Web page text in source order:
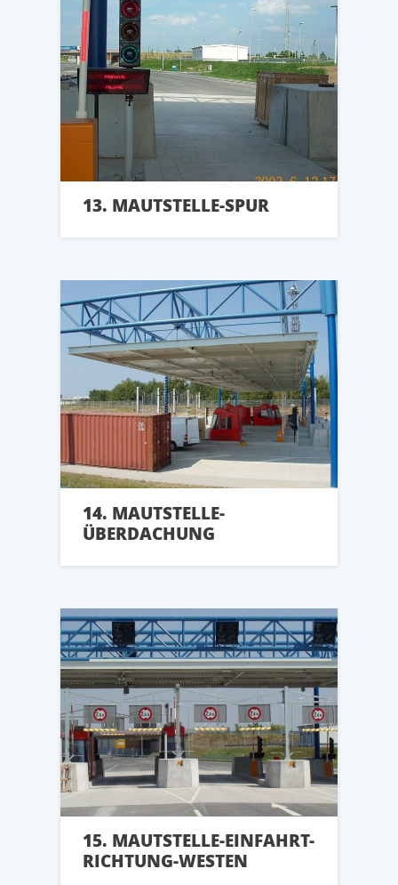
13. MAUTSTELLE-SPUR
14. MAUTSTELLE-
ÜBERDACHUNG
15. MAUTSTELLE-EINFAHRT-
RICHTUNG-WESTEN